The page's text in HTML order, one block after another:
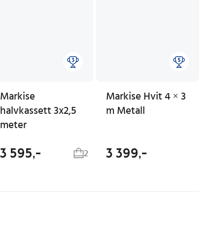
Markise
halvkassett 3x2,5
meter
3 595,- 2
Markise Hvit 4 × 3
m Metall
3 399,-